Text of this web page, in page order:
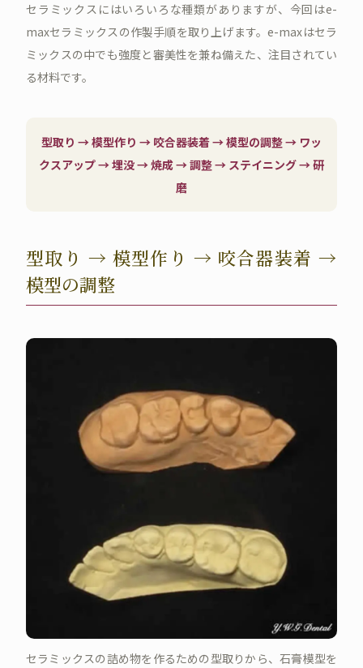
セラミックスにはいろいろな種類がありますが、今回はe-
maxセラミックスの作製手順を取り上げます。e-maxはセラ
ミックスの中でも強度と審美性を兼ね備えた、注目されてい
る材料です。
型取り → 模型作り → 咬合器装着 → 模型の調整 → ワッ
クスアップ → 埋没 → 焼成 → 調整 → ステイニング → 研
磨
型取り → 模型作り → 咬合器装着 →
模型の調整
セラミックスの詰め物を作るための型取りから、石膏模型を